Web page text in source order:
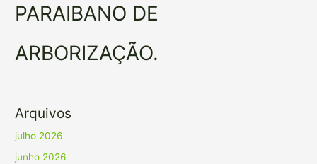
PARAIBANO DE
ARBORIZAÇÃO.
Arquivos
julho 2026
junho 2026